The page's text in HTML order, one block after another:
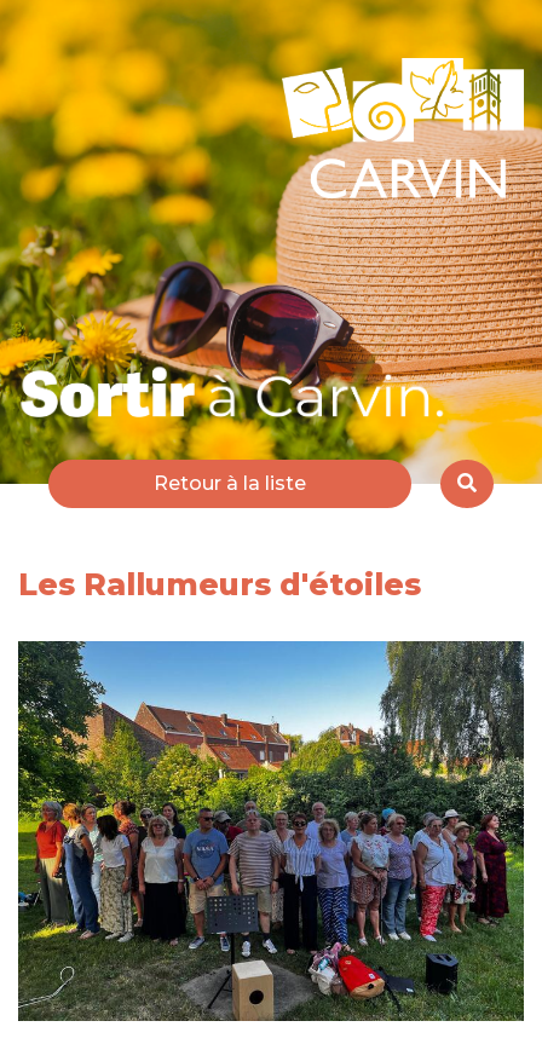
Retour à la liste
Les Rallumeurs d'étoiles